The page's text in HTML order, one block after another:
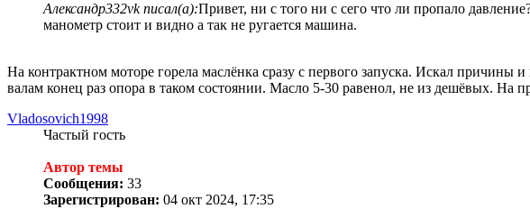
Александр332vk писал(а):Привет, ни с того ни с сего что ли пропало
манометр стоит и видно а так не ругается машина.
На контрактном моторе горела маслёнка сразу с первого запуска. Искал
валам конец раз опора в таком состоянии. Масло 5-30 равенол, не из дешёвых. На
Vladosovich1998
Частый гость
Автор темы
Сообщения: 33
Зарегистрирован: 04 окт 2024, 17:35